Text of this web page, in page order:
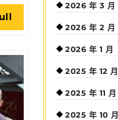
Full
2026 年 3 月
2026 年 2 月
2026 年 1 月
2025 年 12 月
2025 年 11 月
2025 年 10 月